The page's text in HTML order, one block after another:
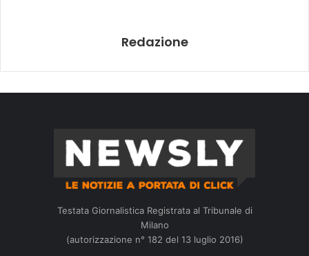
Redazione
Testata Giornalistica Registrata al Tribunale di
Milano
(autorizzazione n° 182 del 13 luglio 2016)